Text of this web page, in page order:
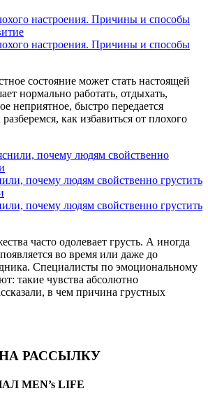
настроения. Причины и способы
настроения. Причины и способы
состояние может стать настоящей
нормально работать, отдыхать,
неприятное, быстро передается
как избавиться от плохого
почему людям свойственно грустить
почему людям свойственно грустить
часто одолевает грусть. А иногда
во время или даже до
Специалисты по эмоциональному
такие чувства абсолютно
в чем причина грустных
РАССЫЛКУ
MEN’s LIFE